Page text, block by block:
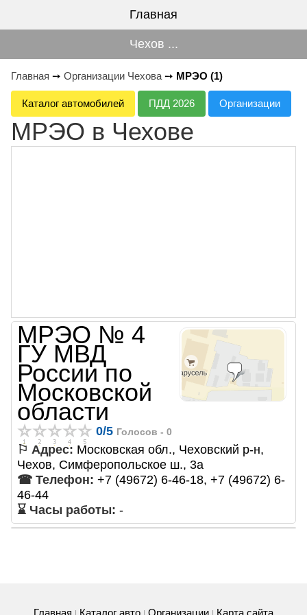
Главная
Чехов ...
Главная ➙ Организации Чехова ➙ МРЭО (1)
Каталог автомобилей ПДД 2026 Организации
МРЭО в Чехове
МРЭО № 4
ГУ МВД
России по
Московской
области
0/5 Голосов - 0
⚐ Адрес: Московская обл., Чеховский р-н,
Чехов, Симферопольское ш., 3а
☎ Телефон: +7 (49672) 6-46-18, +7 (49672) 6-
46-44
⌛ Часы работы: -